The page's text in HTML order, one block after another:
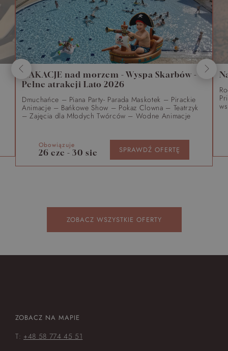
WAKACJE nad morzem - Wyspa Skarbów -
Pełne atrakcji Lato 2026
Dmuchańce – Piana Party- Parada Maskotek – Pirackie
Animacje – Bańkowe Show – Pokaz Clowna – Teatrzyk
– Zajęcia dla Młodych Twórców – Wodne Animacje
26 cze - 30 sie
Obowiązuje SPRAWDŹ OFERTĘ
ZOBACZ WSZYSTKIE OFERTY
ZOBACZ NA MAPIE
T: +48 58 774 45 51